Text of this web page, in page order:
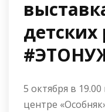
детских
5 октября в
центре